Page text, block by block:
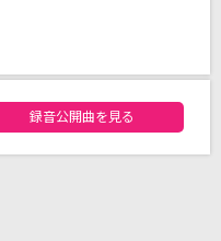
リーランキング
録音公開曲を見る